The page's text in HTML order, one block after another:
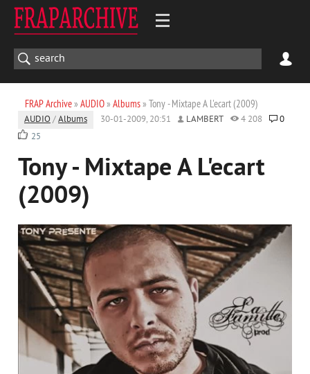
FRAP Archive» AUDIO» Albums» Tony - Mixtape A L'ecart (2009)
AUDIO /Albums 30-01-2009, 20:51 LAMBERT 4 208
0
25
Tony - Mixtape A L'ecart
(2009)